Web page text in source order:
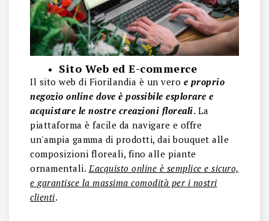
Sito Web ed E-commerce
Il sito web di Fiorilandia è un vero e proprio
negozio online dove è possibile esplorare e
acquistare le nostre creazioni floreali. La
piattaforma è facile da navigare e offre
un'ampia gamma di prodotti, dai bouquet alle
composizioni floreali, fino alle piante
ornamentali.L'acquisto online è semplice e sicuro,
e garantisce la massima comodità per i nostri
clienti.